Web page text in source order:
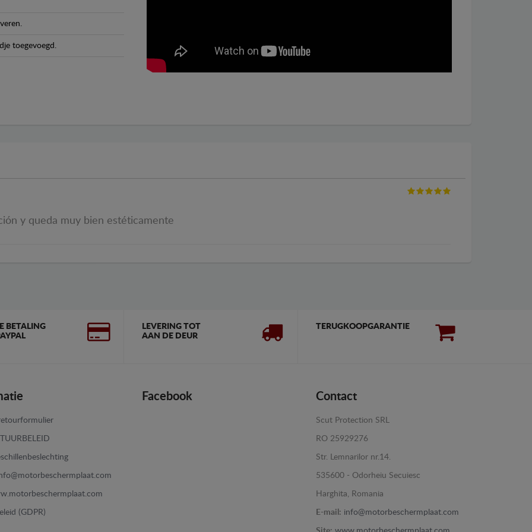
toegevoegd.
y queda muy bien estéticamente
BETALING
LEVERING TOT
AAN DE DEUR
TERUGKOOPGARANTIE
(GDPR)
Facebook Contact
Scut Protection SRL
RO 25929276
Str. Lemnarilor nr.14.
535600 - Odorheiu Secuiesc
Harghita, Romania
E-mail: info@motorbeschermplaat.com